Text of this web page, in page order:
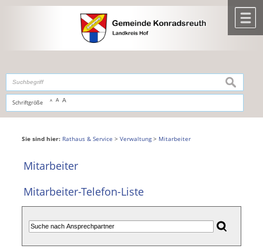
,zur Navigationoderzur Startseitespringen.
Schriftgröße A A A
suchen
Sie sind hier: Rathaus & Service > Verwaltung> Mitarbeiter
Mitarbeiter
Mitarbeiter-Telefon-Liste